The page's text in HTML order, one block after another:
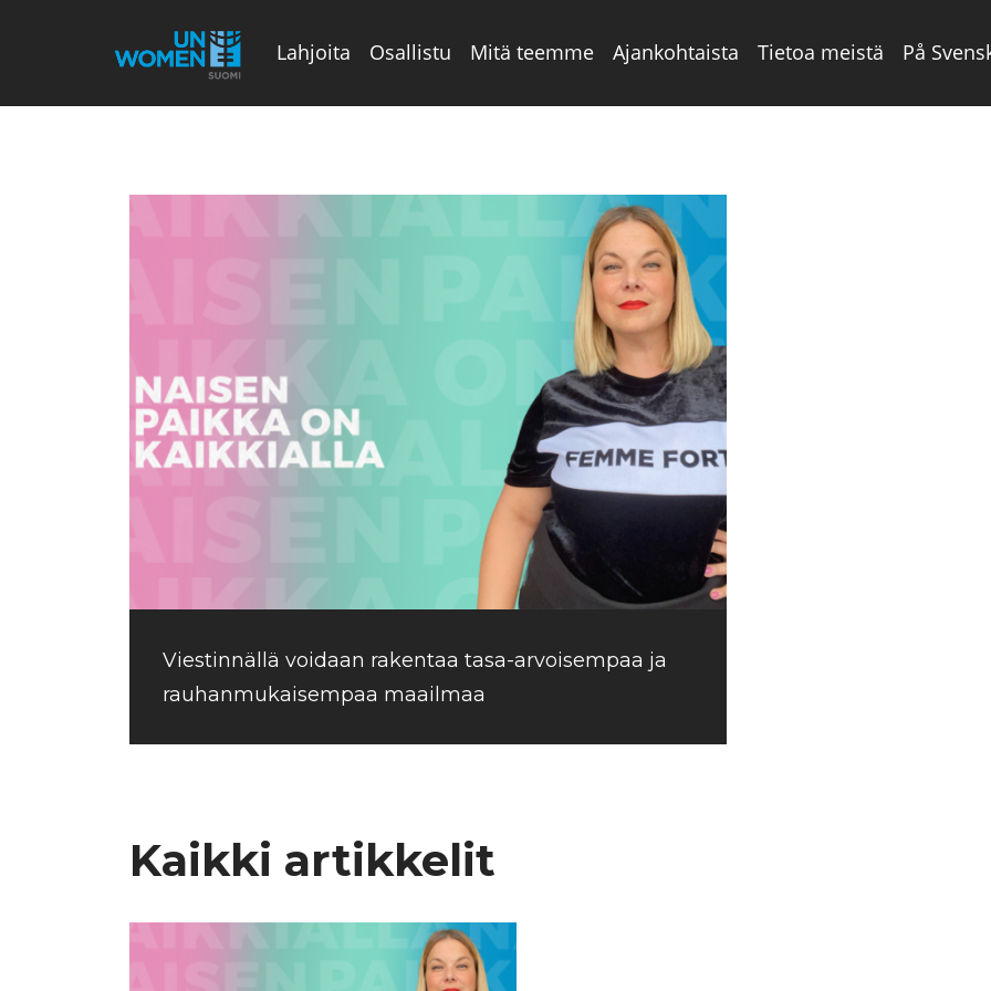
Lahjoita Osallistu Mitä teemme Ajankohtaista Tietoa meistä På
Viestinnällä voidaan rakentaa tasa-arvoisempaa ja
rauhanmukaisempaa maailmaa
Kaikki artikkelit